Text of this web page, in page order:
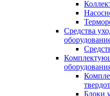
Средства
Блоки